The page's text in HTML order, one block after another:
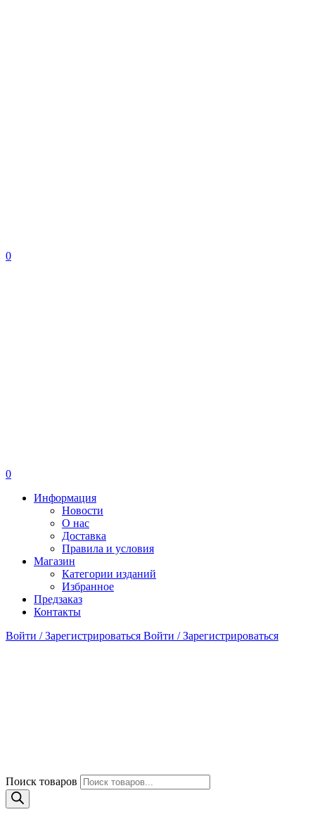
0
0
Информация
Новости
О нас
Доставка
Правила и условия
Магазин
Категории изданий
Избранное
Предзаказ
Контакты
Войти / Зарегистрироваться Войти / Зарегистрироваться
Поиск товаров